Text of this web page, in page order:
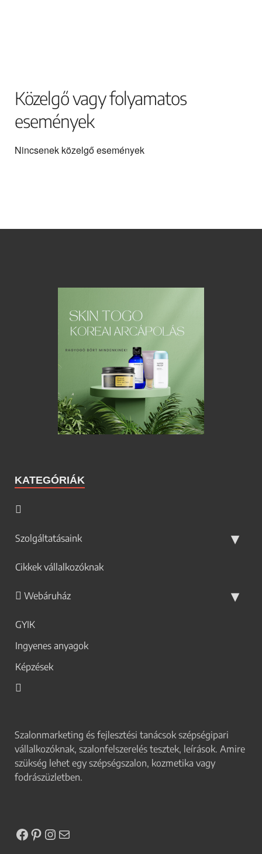
Közelgő vagy folyamatos
események
Nincsenek közelgő események
KATEGÓRIÁK
Szolgáltatásaink
Cikkek vállalkozóknak
Webáruház
GYIK
Ingyenes anyagok
Képzések
Szalonmarketing és fejlesztési tanácsok szépségipari
vállalkozóknak, szalonfelszerelés tesztek, leírások. Amire
szükség lehet egy szépségszalon, kozmetika vagy
fodrászüzletben.